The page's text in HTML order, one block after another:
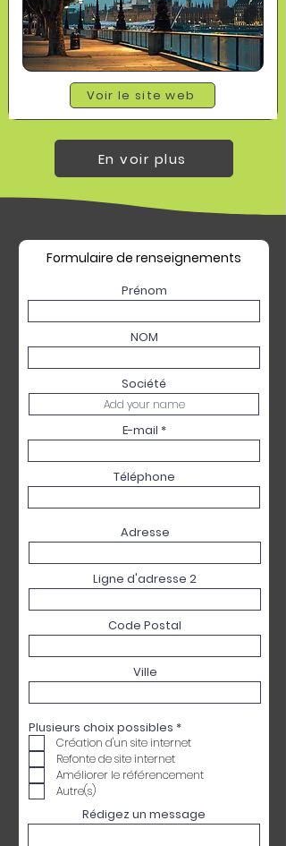
Voir le site web
En voir plus
Formulaire de renseignements
Prénom
NOM
Société
E-mail
Téléphone
Adresse
Ligne d'adresse 2
Code Postal
Ville
Plusieurs choix possibles *O
b
l
g
o
i
Création d'un site internet
Refonte de site internet
Améliorer le référencement
Autre(s)
Rédigez un message